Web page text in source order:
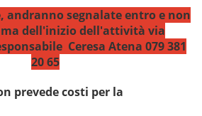
andranno segnalate entro e non
dell'inizio dell'attività via
Ceresa Atena 079 381
20 65
prevede costi per la